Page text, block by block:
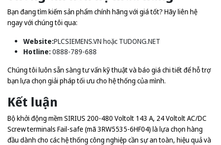
Bạn đang tìm kiếm sản phẩm chính hãng với giá tốt? Hãy liên hệ
ngay với chúng tôi qua:
Website:PLCSIEMENS.VN hoặc TUDONG.NET
Hotline:0888-789-688
Chúng tôi luôn sẵn sàng tư vấn kỹ thuật và báo giá chi tiết để hỗ trợ
bạn lựa chọn giải pháp tối ưu cho hệ thống của mình.
Kết luận
Bộ khởi động mềm SIRIUS 200-480 Voltolt 143 A, 24 Voltolt AC/DC
Screw terminals Fail-safe (mã 3RW5535-6HF04) là lựa chọn hàng
đầu dành cho các hệ thống công nghiệp cần sự an toàn, hiệu quả và